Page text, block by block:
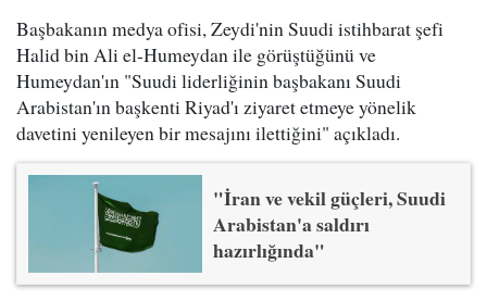
Başbakanın medya ofisi, Zeydi'nin Suudi istihbarat şefi
Halid bin Ali el-Humeydan ile görüştüğünü ve
Humeydan'ın "Suudi liderliğinin başbakanı Suudi
Arabistan'ın başkenti Riyad'ı ziyaret etmeye yönelik
davetini yenileyen bir mesajını ilettiğini" açıkladı.
"İran ve vekil güçleri, Suudi
Arabistan'a saldırı
hazırlığında"